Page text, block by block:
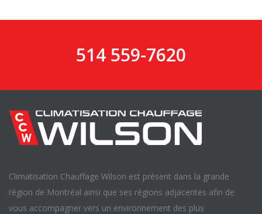
514 559-7620
Climatisation Chauffage Wilson est présent dans la grande
région de Montréal ainsi que ses régions adjacentes afin de
vous accompagner vers un environnement des plus